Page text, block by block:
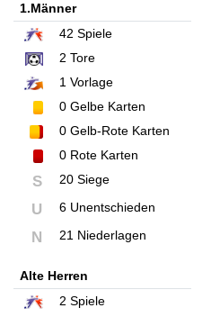
1.Männer
42 Spiele
2 Tore
1 Vorlage
0 Gelbe Karten
0 Gelb-Rote Karten
0 Rote Karten
S 20 Siege
U 6 Unentschieden
N 21 Niederlagen
Alte Herren
2 Spiele